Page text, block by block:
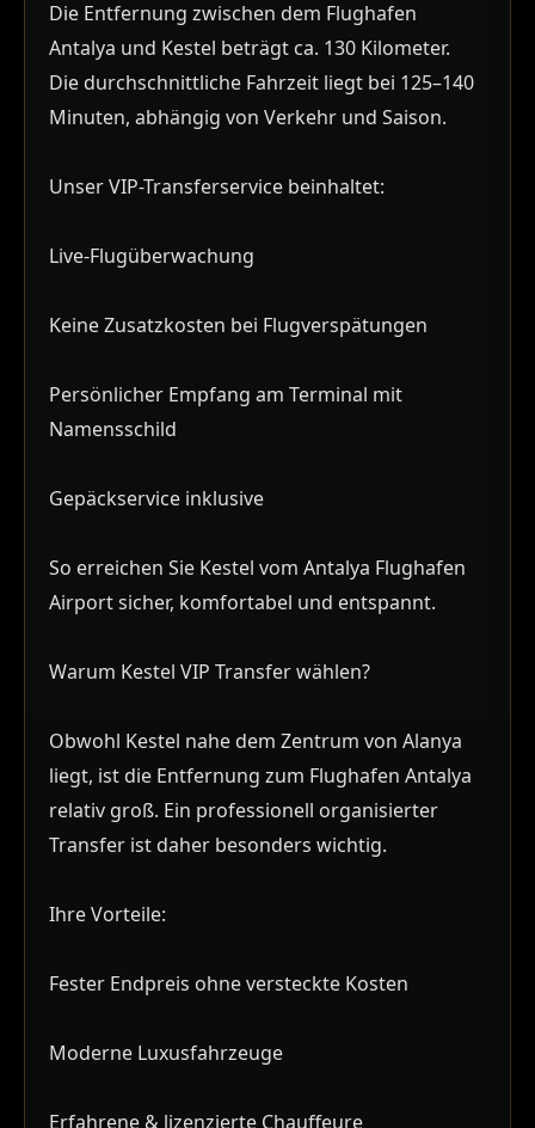
Die Entfernung zwischen dem Flughafen
Antalya und Kestel beträgt ca. 130 Kilometer.
Die durchschnittliche Fahrzeit liegt bei 125–140
Minuten, abhängig von Verkehr und Saison.
Unser VIP-Transferservice beinhaltet:
Live-Flugüberwachung
Keine Zusatzkosten bei Flugverspätungen
Persönlicher Empfang am Terminal mit
Namensschild
Gepäckservice inklusive
So erreichen Sie Kestel vom Antalya Flughafen
Airport sicher, komfortabel und entspannt.
Warum Kestel VIP Transfer wählen?
Obwohl Kestel nahe dem Zentrum von Alanya
liegt, ist die Entfernung zum Flughafen Antalya
relativ groß. Ein professionell organisierter
Transfer ist daher besonders wichtig.
Ihre Vorteile:
Fester Endpreis ohne versteckte Kosten
Moderne Luxusfahrzeuge
Erfahrene & lizenzierte Chauffeure